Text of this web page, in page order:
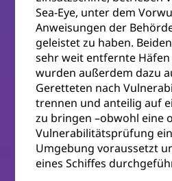
Sea-Eye, unter dem
Anweisungen der
geleistet zu haben.
sehr weit entfernte Häfen
wurden außerdem dazu
Geretteten nach
trennen und anteilig auf
zu bringen –obwohl eine
Vulnerabilitätsprüfung
Umgebung voraussetzt
eines Schiffes